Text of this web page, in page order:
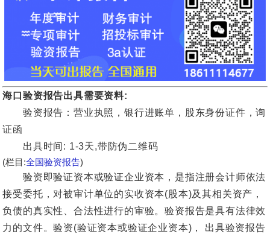
海口验资报告出具需要资料:
验资报告：营业执照，银行进账单，股东身份证件，询
证函
出具时间: 1-3天,带防伪二维码
(栏目:全国验资报告)
验资即验证资本或验证企业资本，是指注册会计师依法
接受委托，对被审计单位的实收资本(股本)及其相关资产，
负债的真实性、合法性进行的审验。验资报告是具有法律效
力的文件。验资(验证资本或验证企业资本)， 出具验资报告